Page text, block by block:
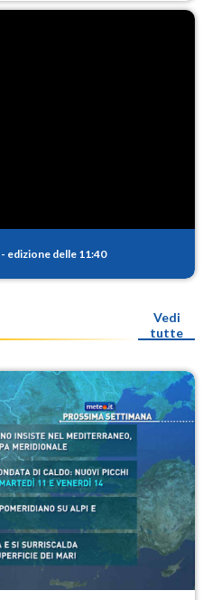
- edizione delle 11:40
Vedi
tutte